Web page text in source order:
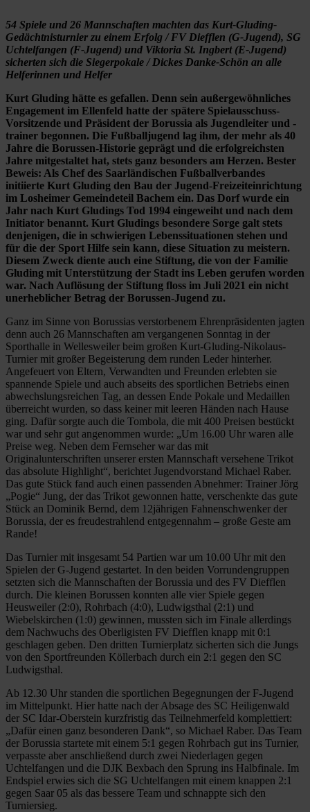
54 Spiele und 26 Mannschaften machten das Kurt-Gluding-
Gedächtnisturnier zu einem Erfolg / FV Diefflen (G-Jugend), SG
Uchtelfangen (F-Jugend) und Viktoria St. Ingbert (E-Jugend)
sicherten sich die Siegerpokale / Dickes Danke-Schön an alle
Helferinnen und Helfer
Kurt Gluding hätte es gefallen. Denn sein außergewöhnliches
Engagement im Ellenfeld hatte der spätere Spielausschuss-
Vorsitzende und Präsident der Borussia als Jugendleiter und -
trainer begonnen. Die Fußballjugend lag ihm, der mehr als 40
Jahre die Borussen-Historie geprägt und die erfolgreichsten
Jahre mitgestaltet hat, stets ganz besonders am Herzen. Bester
Beweis: Als Chef des Saarländischen Fußballverbandes
initiierte Kurt Gluding den Bau der Jugend-Freizeiteinrichtung
im Losheimer Gemeindeteil Bachem ein. Das Dorf wurde ein
Jahr nach Kurt Gludings Tod 1994 eingeweiht und nach dem
Initiator benannt. Kurt Gludings besondere Sorge galt stets
denjenigen, die in schwierigen Lebenssituationen stehen und
für die der Sport Hilfe sein kann, diese Situation zu meistern.
Diesem Zweck diente auch eine Stiftung, die von der Familie
Gluding mit Unterstützung der Stadt ins Leben gerufen worden
war. Nach Auflösung der Stiftung floss im Juli 2021 ein nicht
unerheblicher Betrag der Borussen-Jugend zu.
Ganz im Sinne von Borussias verstorbenem Ehrenpräsidenten jagten
denn auch 26 Mannschaften am vergangenen Sonntag in der
Sporthalle in Wellesweiler beim großen Kurt-Gluding-Nikolaus-
Turnier mit großer Begeisterung dem runden Leder hinterher.
Angefeuert von Eltern, Verwandten und Freunden erlebten sie
spannende Spiele und auch abseits des sportlichen Betriebs einen
abwechslungsreichen Tag, an dessen Ende Pokale und Medaillen
überreicht wurden, so dass keiner mit leeren Händen nach Hause
ging. Dafür sorgte auch die Tombola, die mit 400 Preisen bestückt
war und sehr gut angenommen wurde: „Um 16.00 Uhr waren alle
Preise weg. Neben dem Fernseher war das mit
Originalunterschriften unserer ersten Mannschaft versehene Trikot
das absolute Highlight“, berichtet Jugendvorstand Michael Raber.
Das gute Stück fand auch einen passenden Abnehmer: Trainer Jörg
„Pogie“ Jung, der das Trikot gewonnen hatte, verschenkte das gute
Stück an Dominik Bernd, dem 12jährigen Fahnenschwenker der
Borussia, der es freudestrahlend entgegennahm – große Geste am
Rande!
Das Turnier mit insgesamt 54 Partien war um 10.00 Uhr mit den
Spielen der G-Jugend gestartet. In den beiden Vorrundengruppen
setzten sich die Mannschaften der Borussia und des FV Diefflen
durch. Die kleinen Borussen konnten alle vier Spiele gegen
Heusweiler (2:0), Rohrbach (4:0), Ludwigsthal (2:1) und
Wiebelskirchen (1:0) gewinnen, mussten sich im Finale allerdings
dem Nachwuchs des Oberligisten FV Diefflen knapp mit 0:1
geschlagen geben. Den dritten Turnierplatz sicherten sich die Jungs
von den Sportfreunden Köllerbach durch ein 2:1 gegen den SC
Ludwigsthal.
Ab 12.30 Uhr standen die sportlichen Begegnungen der F-Jugend
im Mittelpunkt. Hier hatte nach der Absage des SC Heiligenwald
der SC Idar-Oberstein kurzfristig das Teilnehmerfeld komplettiert:
„Dafür einen ganz besonderen Dank“, so Michael Raber. Das Team
der Borussia startete mit einem 5:1 gegen Rohrbach gut ins Turnier,
verpasste aber anschließend durch zwei Niederlagen gegen
Uchtelfangen und die DJK Bexbach den Sprung ins Halbfinale. Im
Endspiel erwies sich die SG Uchtelfangen mit einem knappen 2:1
gegen Saar 05 als das bessere Team und schnappte sich den
Turniersieg.